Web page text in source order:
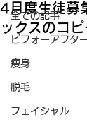
全ての記事
ビフォーアフタ
痩身
脱毛
フェイシャル
4月度生徒募
ックスのコピ